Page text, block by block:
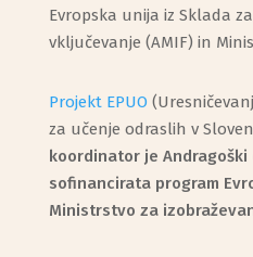
Evropska unija iz Sklada
vključevanje (AMIF) in
Projekt EPUO
za učenje odraslih v
koordinator je
sofinancirata program
Ministrstvo za